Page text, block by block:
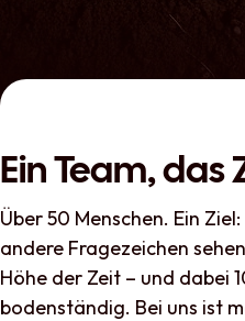
Ein Team,
Über 50 Menschen. Ein
andere Fragezeichen
Höhe der Zeit – und dabei
bodenständig. Bei uns ist